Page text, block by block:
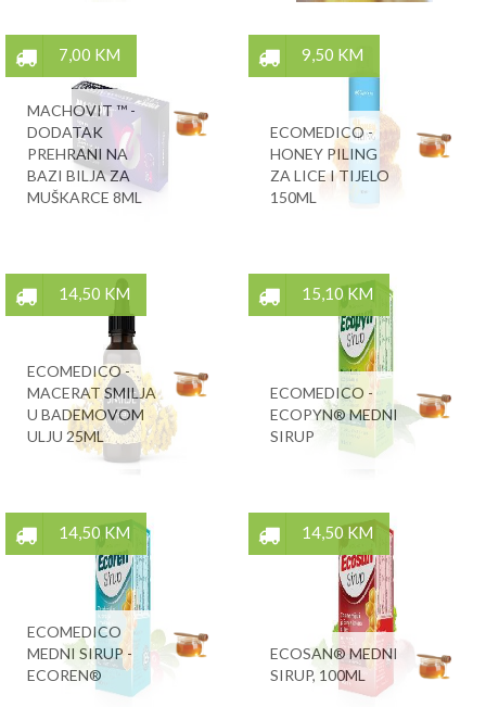
7,00 KM
MACHOVIT ™ -
DODATAK
PREHRANI NA
BAZI BILJA ZA
MUŠKARCE 8ML
9,50 KM
ECOMEDICO -
HONEY PILING
ZA LICE I TIJELO
150ML
14,50 KM
ECOMEDICO -
MACERAT SMILJA
U BADEMOVOM
ULJU 25ML
15,10 KM
ECOMEDICO -
ECOPYN® MEDNI
SIRUP
14,50 KM
ECOMEDICO
MEDNI SIRUP -
ECOREN®
14,50 KM
ECOSAN® MEDNI
SIRUP, 100ML